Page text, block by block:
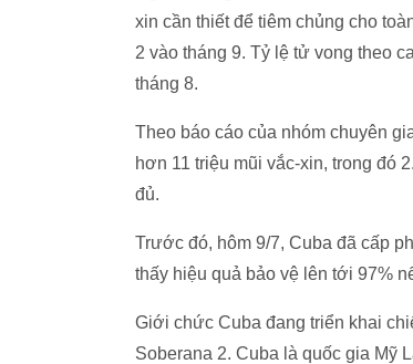
xin cần thiết để tiêm chủng cho
2 vào tháng 9. Tỷ lệ tử vong theo
tháng 8.
Theo báo cáo của nhóm chuyên
hơn 11 triệu mũi vắc-xin, trong đó
đủ.
Trước đó, hôm 9/7, Cuba đã cấp
thấy hiệu quả bảo vệ lên tới 97%
Giới chức Cuba đang triển khai
Soberana 2. Cuba là quốc gia Mỹ